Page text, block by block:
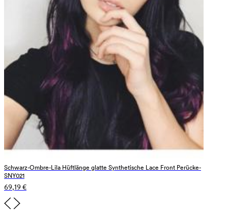
Schwarz-Ombre-Lila Hüftlänge glatte Synthetische Lace Front Perücke-
SNY021
69,19 €